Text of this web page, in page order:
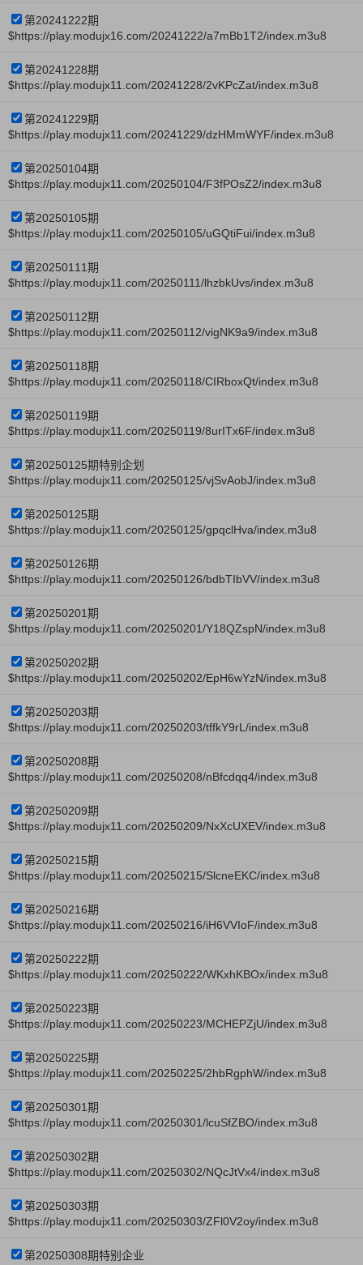
第20241222期
$https://play.modujx16.com/20241222/a7mBb1T2/index.m3u8
第20241228期
$https://play.modujx11.com/20241228/2vKPcZat/index.m3u8
第20241229期
$https://play.modujx11.com/20241229/dzHMmWYF/index.m3u8
第20250104期
$https://play.modujx11.com/20250104/F3fPOsZ2/index.m3u8
第20250105期
$https://play.modujx11.com/20250105/uGQtiFui/index.m3u8
第20250111期
$https://play.modujx11.com/20250111/lhzbkUvs/index.m3u8
第20250112期
$https://play.modujx11.com/20250112/vigNK9a9/index.m3u8
第20250118期
$https://play.modujx11.com/20250118/CIRboxQt/index.m3u8
第20250119期
$https://play.modujx11.com/20250119/8urITx6F/index.m3u8
第20250125期特别企划
$https://play.modujx11.com/20250125/vjSvAobJ/index.m3u8
第20250125期
$https://play.modujx11.com/20250125/gpqclHva/index.m3u8
第20250126期
$https://play.modujx11.com/20250126/bdbTIbVV/index.m3u8
第20250201期
$https://play.modujx11.com/20250201/Y18QZspN/index.m3u8
第20250202期
$https://play.modujx11.com/20250202/EpH6wYzN/index.m3u8
第20250203期
$https://play.modujx11.com/20250203/tffkY9rL/index.m3u8
第20250208期
$https://play.modujx11.com/20250208/nBfcdqq4/index.m3u8
第20250209期
$https://play.modujx11.com/20250209/NxXcUXEV/index.m3u8
第20250215期
$https://play.modujx11.com/20250215/SlcneEKC/index.m3u8
第20250216期
$https://play.modujx11.com/20250216/iH6VVIoF/index.m3u8
第20250222期
$https://play.modujx11.com/20250222/WKxhKBOx/index.m3u8
第20250223期
$https://play.modujx11.com/20250223/MCHEPZjU/index.m3u8
第20250225期
$https://play.modujx11.com/20250225/2hbRgphW/index.m3u8
第20250301期
$https://play.modujx11.com/20250301/lcuSfZBO/index.m3u8
第20250302期
$https://play.modujx11.com/20250302/NQcJtVx4/index.m3u8
第20250303期
$https://play.modujx11.com/20250303/ZFl0V2oy/index.m3u8
第20250308期特别企业